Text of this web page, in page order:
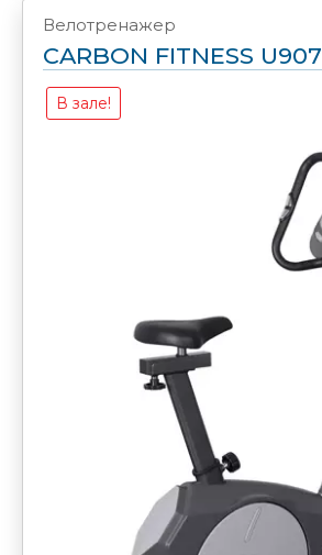
Велотренажер
CARBON FITNESS U907
В зале!